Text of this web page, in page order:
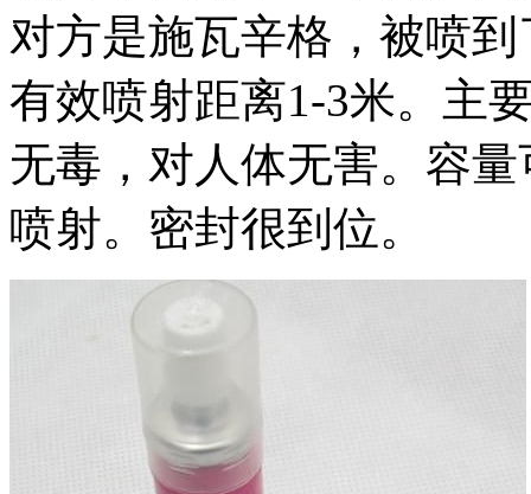
对方是施瓦辛格，被喷
有效喷射距离1-3米。主
无毒，对人体无害。容
喷射。密封很到位。